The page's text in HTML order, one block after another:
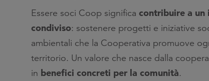
Essere soci Coop significa contribuire a un
condiviso: sostenere progetti e iniziative
ambientali che la Cooperativa promuove
territorio. Un valore che nasce dalla
in benefici concreti per la comunità.